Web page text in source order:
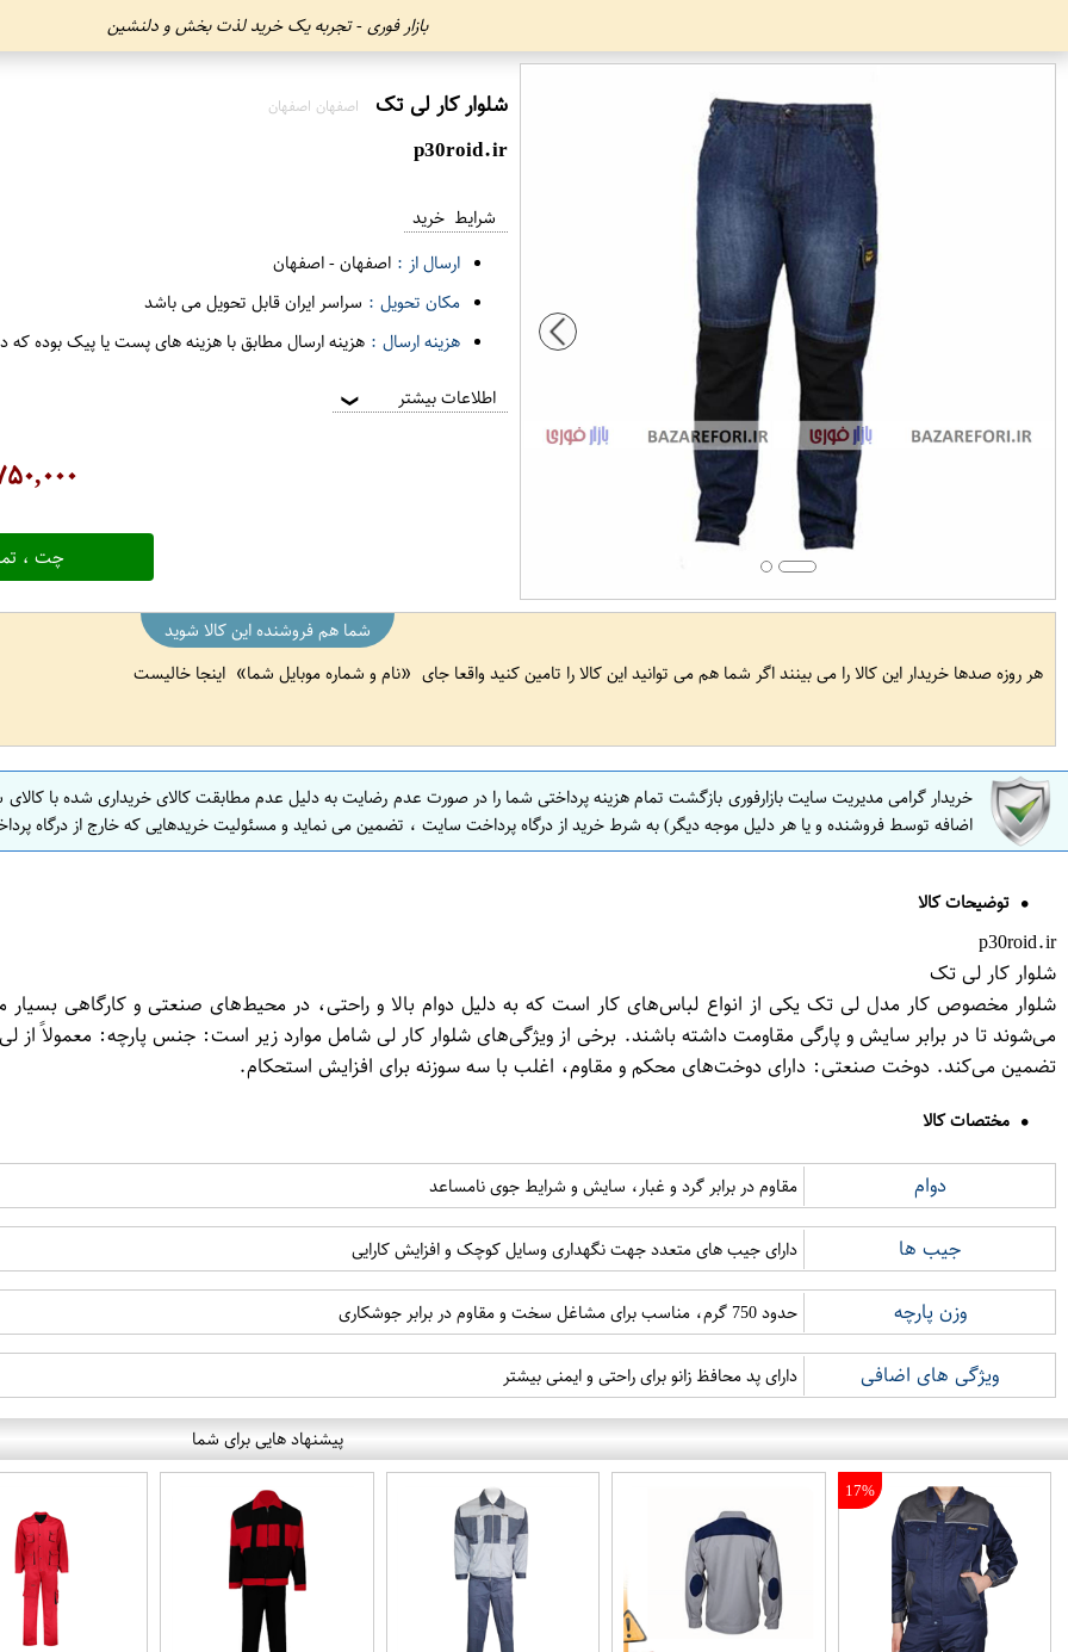
بازار فوری - تجربه یک خرید لذت بخش و دلنشین
شلوار کار لی تک اصفهان اصفهان
p30roid.ir
شرایط خرید
ارسال از : اصفهان-اصفهان
مکان تحویل : سراسر ایران قابل تحویل می باشد
هزینه ارسال : هزینه ارسال مطابق با هزینه های پست یا پیک بوده
اطلاعات بیشتر ❯
چت ،
شما هم فروشنده این کالا شوید
هر روزه صدها خریدار این کالا را می بینند اگر شما هم می توانید این کالا را تامین کنید واقعا جای
نام و شماره موبایل شما اینجا خالیست
خریدار گرامی مدیریت سایت بازارفوری بازگشت تمام هزینه پرداختی شما را در صورت عدم رضایت به دلیل عدم مطابقت کالای خریداری شده با
اضافه توسط فروشنده و یا هر دلیل موجه دیگر) به شرط خرید از درگاه پرداخت سایت ، تضمین می نماید و مسئولیت خریدهایی که خارج از درگاه
توضیحات کالا
p30roid.ir
شلوار کار لی تک
شلوار مخصوص کار مدل لی تک یکی از انواع لباس‌های کار است که به دلیل دوام بالا و راحتی، در محیط‌های صنعتی و کارگاهی
می‌شوند تا در برابر سایش و پارگی مقاومت داشته باشند. برخی از ویژگی‌های شلوار کار لی شامل موارد زیر است: جنس پارچه: معمولاً از لی
تضمین می‌کند. دوخت صنعتی: دارای دوخت‌های محکم و مقاوم، اغلب با سه سوزنه برای افزایش استحکام.
مختصات کالا
دوام مقاوم در برابر گرد و غبار، سایش و شرایط جوی نامساعد
جیب ها دارای جیب های متعدد جهت نگهداری وسایل کوچک و افزایش کارایی
وزن پارچه حدود 750 گرم، مناسب برای مشاغل سخت و مقاوم در برابر جوشکاری
ویژگی های اضافی دارای پد محافظ زانو برای راحتی و ایمنی بیشتر
پیشنهاد هایی برای شما
17%